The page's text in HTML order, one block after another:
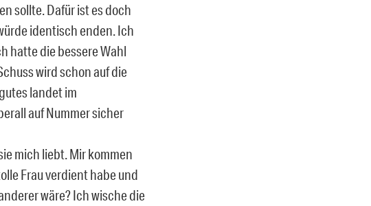
sollte. Dafür ist es doch
identisch enden. Ich
hatte die bessere Wahl
wird schon auf die
landet im
auf Nummer sicher
mich liebt. Mir kommen
Frau verdient habe und
wäre? Ich wische die